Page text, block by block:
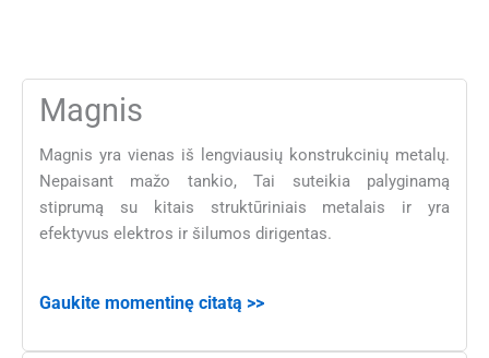
Magnis
Magnis yra vienas iš lengviausių konstrukcinių metalų.
Nepaisant mažo tankio, Tai suteikia palyginamą
stiprumą su kitais struktūriniais metalais ir yra
efektyvus elektros ir šilumos dirigentas.
Gaukite momentinę citatą >>